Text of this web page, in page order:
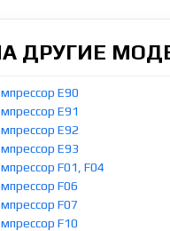
ДРУГИЕ
E90
E91
E92
E93
F01, F04
F06
F07
F10